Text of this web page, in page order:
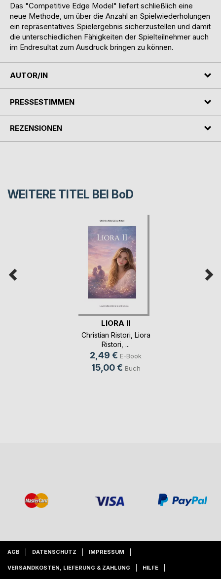
Das "Competitive Edge Model" liefert schließlich eine
neue Methode, um über die Anzahl an Spielwiederholungen
ein repräsentatives Spielergebnis sicherzustellen und damit
die unterschiedlichen Fähigkeiten der Spielteilnehmer auch
im Endresultat zum Ausdruck bringen zu können.
AUTOR/IN
PRESSESTIMMEN
REZENSIONEN
WEITERE TITEL BEI BoD
LIORA II
Christian Ristori Liora
Ristori , ...
2,49 € E-Book
15,00 € Buch
AGB DATENSCHUTZ IMPRESSUM
VERSANDKOSTEN, LIEFERUNG & ZAHLUNG HILFE